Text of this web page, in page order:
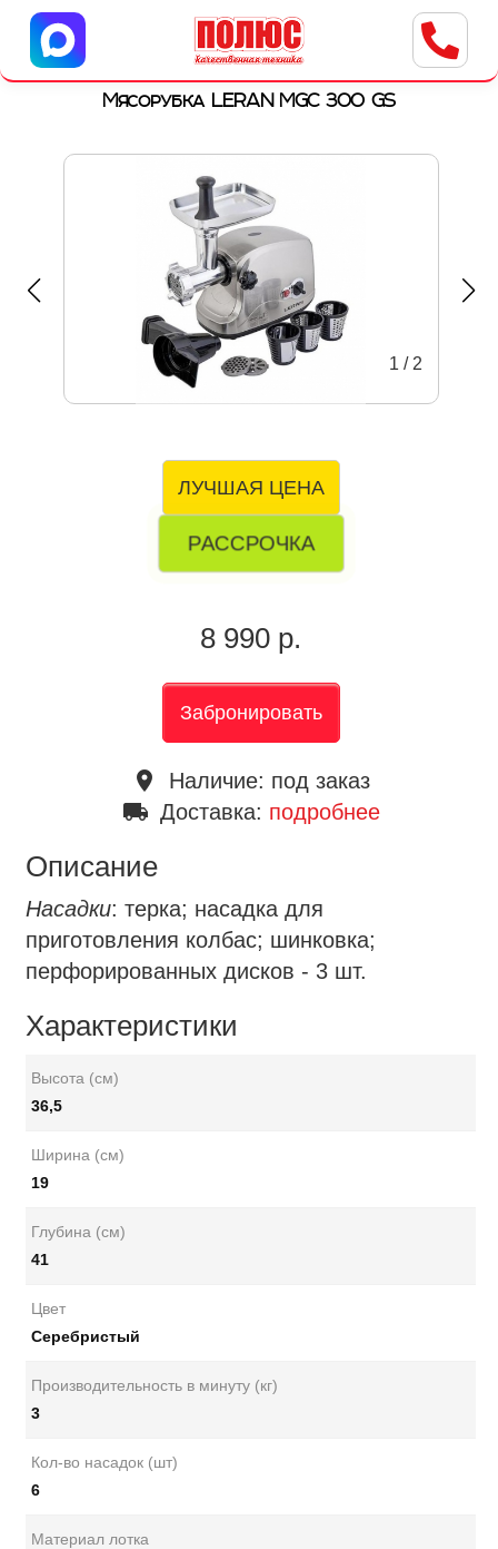
Центр бытовой техники
г. Ульяновск, ул. Пушкарева, 8a
Мясорубка LERAN MGC 300 GS
1 / 2
ЛУЧШАЯ ЦЕНА
РАССРОЧКА
8 990 р.
Забронировать
place Наличие: под заказ
local_shipping Доставка: подробнее
Описание
Насадки: терка; насадка для
приготовления колбас; шинковка;
перфорированных дисков - 3 шт.
Характеристики
Высота (см)
36,5
Ширина (см)
19
Глубина (см)
41
Цвет
Серебристый
Производительность в минуту (кг)
3
Кол-во насадок (шт)
6
Материал лотка